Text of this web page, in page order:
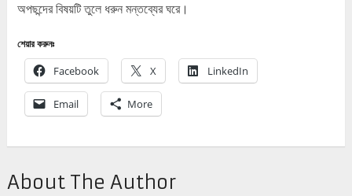
অপছন্দের বিষয়টি তুলে ধরুন মন্তব্যের ঘরে।
শেয়ার করুনঃ
Facebook X LinkedIn
Email More
About The Author